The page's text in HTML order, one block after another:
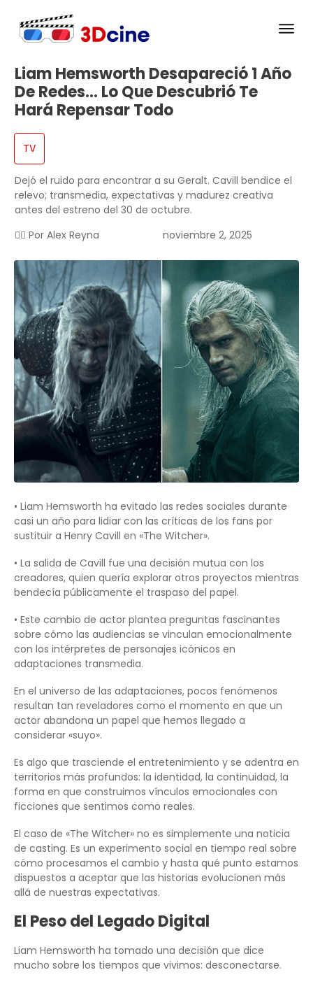
Liam Hemsworth Desapareció 1 Año
De Redes… Lo Que Descubrió Te
Hará Repensar Todo
TV
Dejó el ruido para encontrar a su Geralt. Cavill bendice el
relevo; transmedia, expectativas y madurez creativa
antes del estreno del 30 de octubre.
✍🏻 Por Alex Reyna noviembre 2, 2025
• Liam Hemsworth ha evitado las redes sociales durante
casi un año para lidiar con las críticas de los fans por
sustituir a Henry Cavill en «The Witcher».
• La salida de Cavill fue una decisión mutua con los
creadores, quien quería explorar otros proyectos mientras
bendecía públicamente el traspaso del papel.
• Este cambio de actor plantea preguntas fascinantes
sobre cómo las audiencias se vinculan emocionalmente
con los intérpretes de personajes icónicos en
adaptaciones transmedia.
En el universo de las adaptaciones, pocos fenómenos
resultan tan reveladores como el momento en que un
actor abandona un papel que hemos llegado a
considerar «suyo».
Es algo que trasciende el entretenimiento y se adentra en
territorios más profundos: la identidad, la continuidad, la
forma en que construimos vínculos emocionales con
ficciones que sentimos como reales.
El caso de «The Witcher» no es simplemente una noticia
de casting. Es un experimento social en tiempo real sobre
cómo procesamos el cambio y hasta qué punto estamos
dispuestos a aceptar que las historias evolucionen más
allá de nuestras expectativas.
El Peso del Legado Digital
Liam Hemsworth ha tomado una decisión que dice
mucho sobre los tiempos que vivimos: desconectarse.